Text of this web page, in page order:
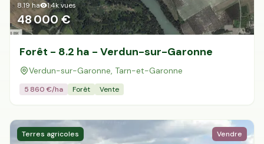
8.19 ha 1.4kvues
48 000 €
Forêt - 8.2 ha - Verdun-sur-Garonne
Verdun-sur-Garonne, Tarn-et-Garonne
5 860€/ha Forêt Vente
Terres agricoles Vendre